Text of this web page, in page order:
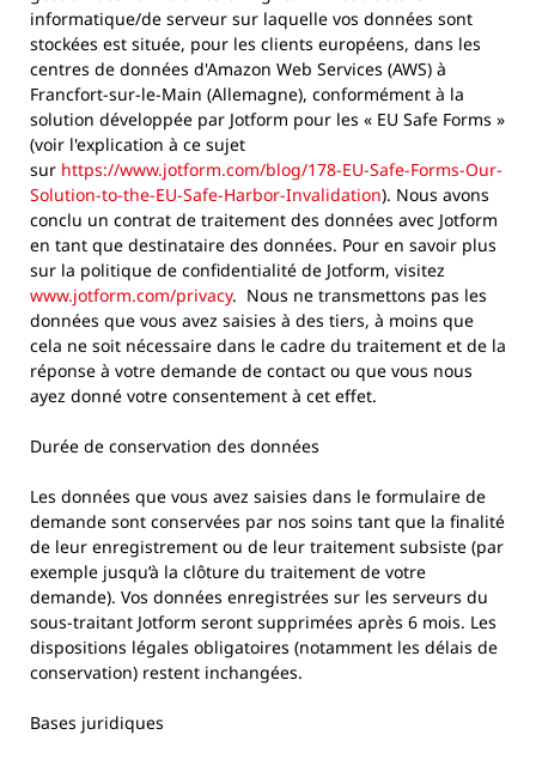
informatique/de serveur sur laquelle vos données sont
stockées est située, pour les clients européens, dans les
centres de données d'Amazon Web Services (AWS) à
Francfort-sur-le-Main (Allemagne), conformément à la
solution développée par Jotform pour les « EU Safe Forms »
(voir l'explication à ce sujet
sur https://www.jotform.com/blog/178-EU-Safe-Forms-Our-
Solution-to-the-EU-Safe-Harbor-Invalidation). Nous avons
conclu un contrat de traitement des données avec Jotform
en tant que destinataire des données. Pour en savoir plus
sur la politique de confidentialité de Jotform, visitez
www.jotform.com/privacy. Nous ne transmettons pas les
données que vous avez saisies à des tiers, à moins que
cela ne soit nécessaire dans le cadre du traitement et de la
réponse à votre demande de contact ou que vous nous
ayez donné votre consentement à cet effet.
Durée de conservation des données
Les données que vous avez saisies dans le formulaire de
demande sont conservées par nos soins tant que la finalité
de leur enregistrement ou de leur traitement subsiste (par
exemple jusqu’à la clôture du traitement de votre
demande). Vos données enregistrées sur les serveurs du
sous-traitant Jotform seront supprimées après 6 mois. Les
dispositions légales obligatoires (notamment les délais de
conservation) restent inchangées.
Bases juridiques